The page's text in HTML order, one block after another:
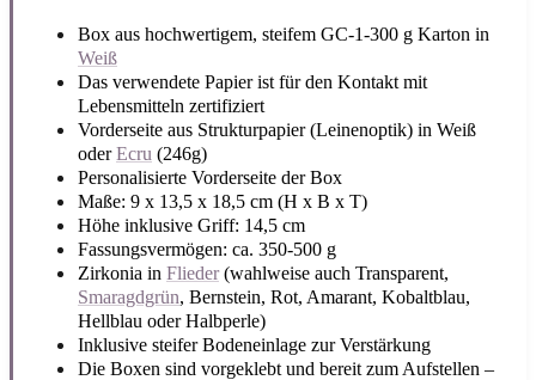
Box aus hochwertigem, steifem GC-1-300 g Karton in
Weiß
Das verwendete Papier ist für den Kontakt mit
Lebensmitteln zertifiziert
Vorderseite aus Strukturpapier (Leinenoptik) in Weiß
oderEcru (246g)
Personalisierte Vorderseite der Box
Maße: 9 x 13,5 x 18,5 cm (H x B x T)
Höhe inklusive Griff: 14,5 cm
Fassungsvermögen: ca. 350-500 g
Zirkonia in Flieder(wahlweise auch Transparent,
Smaragdgrün, Bernstein, Rot, Amarant, Kobaltblau,
Hellblau oder Halbperle)
Inklusive steifer Bodeneinlage zur Verstärkung
Die Boxen sind vorgeklebt und bereit zum Aufstellen –